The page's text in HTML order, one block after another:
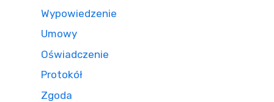
Wypowiedzenie
Umowy
Oświadczenie
Protokół
Zgoda